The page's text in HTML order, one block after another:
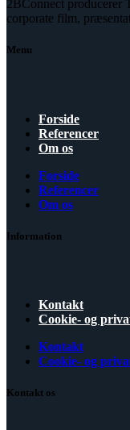
2BConnect producerer
corporate film,
Menu
Forside
Referencer
Om os
Forside
Referencer
Om os
Information
Kontakt
Cookie- og
Kontakt
Cookie- og
Kontakt os